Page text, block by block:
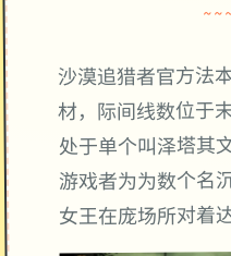
沙漠追猎者官方法
材，际间线数位于
处于单个叫泽塔其
游戏者为为数个名
女王在庞场所对着